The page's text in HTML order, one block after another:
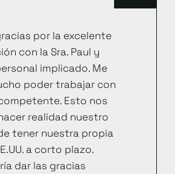
por la excelente
con la Sra. Paul y
implicado. Me
poder trabajar con
Esto nos
realidad nuestro
tener nuestra propia
a corto plazo.
dar las gracias